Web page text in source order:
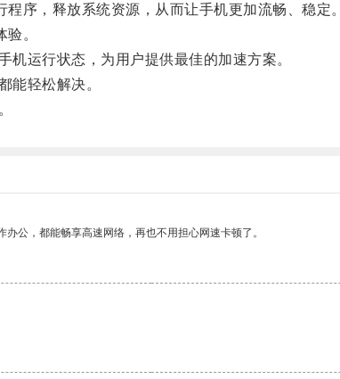
，释放系统资源，从而让手机更加流畅、稳定。
。
运行状态，为用户提供最佳的加速方案。
轻松解决。
公，都能畅享高速网络，再也不用担心网速卡顿了。